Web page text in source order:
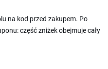
na kod przed zakupem. Po
część zniżek obejmuje cały